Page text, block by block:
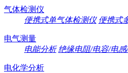
气体检测仪
便携式单气体检测仪 便携式
电气测量
电能分析 绝缘电阻/电容/电
电化学分析